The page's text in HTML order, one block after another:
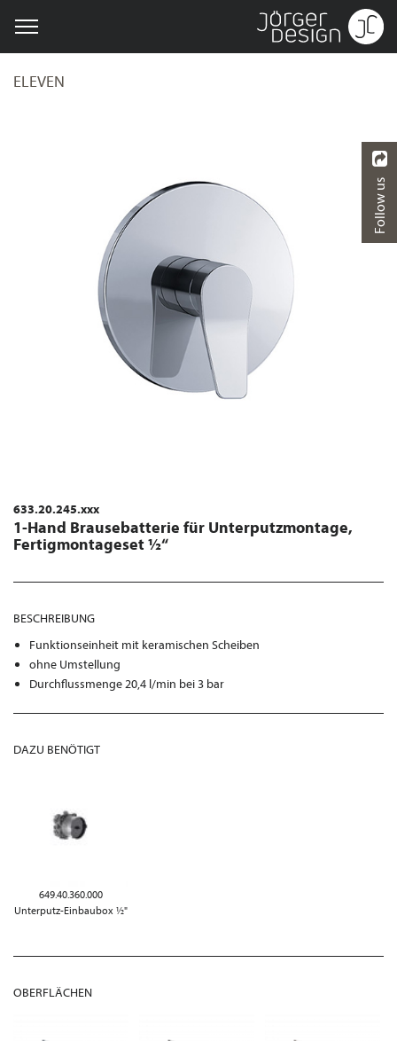
ELEVEN
633.20.245.xxx
1-Hand Brausebatterie für Unterputzmontage,
Fertigmontageset ½“
BESCHREIBUNG
Funktionseinheit mit keramischen Scheiben
ohne Umstellung
Durchflussmenge 20,4 l/min bei 3 bar
DAZU BENÖTIGT
649.40.360.000
Unterputz-Einbaubox ½"
OBERFLÄCHEN
Follow us